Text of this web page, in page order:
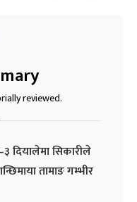
reviewed.
दियालेमा सिकारीले
तामाङ गम्भीर